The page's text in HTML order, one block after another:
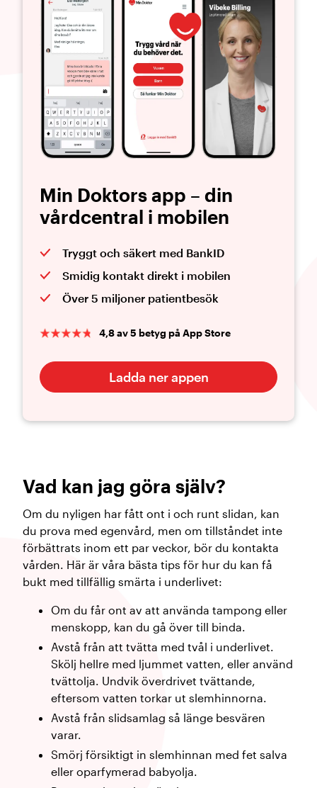
Min Doktors app – din
vårdcentral i mobilen
Tryggt och säkert med BankID
Smidig kontakt direkt i mobilen
Över 5 miljoner patientbesök
4,8 av 5 betyg på App Store
Ladda ner appen
Vad kan jag göra själv?
Om du nyligen har fått ont i och runt slidan, kan
du prova med egenvård, men om tillståndet inte
förbättrats inom ett par veckor, bör du kontakta
vården. Här är våra bästa tips för hur du kan få
bukt med tillfällig smärta i underlivet:
Om du får ont av att använda tampong eller
menskopp, kan du gå över till binda.
Avstå från att tvätta med tvål i underlivet.
Skölj hellre med ljummet vatten, eller använd
tvättolja. Undvik överdrivet tvättande,
eftersom vatten torkar ut slemhinnorna.
Avstå från slidsamlag så länge besvären
varar.
Smörj försiktigt in slemhinnan med fet salva
eller oparfymerad babyolja.